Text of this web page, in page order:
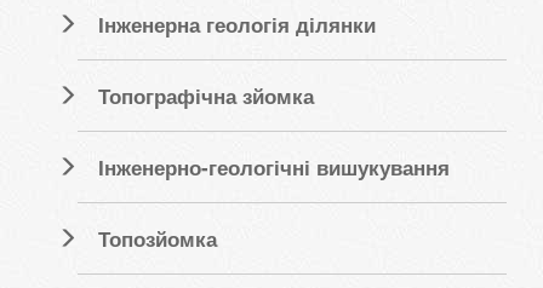
Інженерна геологія ділянки
Топографічна зйомка
Інженерно-геологічні вишукування
Топозйомка